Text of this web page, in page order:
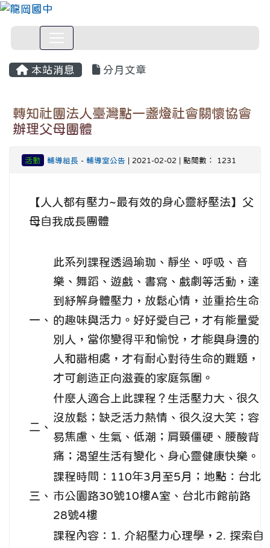
本站消息 分月文章
轉知社團法人臺灣點一盞燈社會關懷協會
辦理父母團體
活動 輔導組長 - 輔導室公告 | 2021-02-02 | 點閱數： 1231
【人人都有壓力~最有效的身心靈紓壓法】父
母自我成長團體
一、
此系列課程透過瑜珈、靜坐、呼吸、音
樂、舞蹈、遊戲、書寫、戲劇等活動，達
到紓解身體壓力，放鬆心情，並重拾生命
的趣味與活力。好好愛自己，才有能量愛
別人，當你變得平和愉悅，才能與身邊的
人和諧相處，才有耐心對待生命的難題，
才可創造正向滋養的家庭氛圍。
二、
什麼人適合上此課程？生活壓力大、很久
沒放鬆；缺乏活力熱情、很久沒大笑；容
易焦慮、生氣、低潮；肩頸僵硬、腰酸背
痛；渴望生活有變化、身心靈健康快樂。
三、
課程時間：110年3月至5月；地點：台北
巿公園路30號10樓A室、台北巿館前路
28號4樓
課程內容：1. 介紹壓力心理學，2. 探索自